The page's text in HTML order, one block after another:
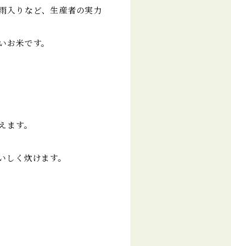
入りなど、生産者の実力
米です。
ます。
く炊けます。